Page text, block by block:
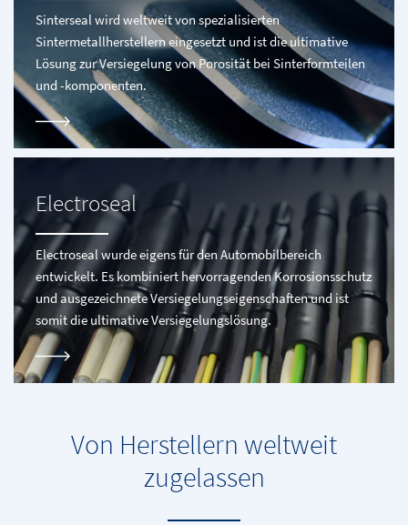
Sinterseal wird weltweit von spezialisierten
Sintermetallherstellern eingesetzt und ist die ultimative
Lösung zur Versiegelung von Porosität bei Sinterformteilen
und -komponenten.
Electroseal
Electroseal wurde eigens für den Automobilbereich
entwickelt. Es kombiniert hervorragenden Korrosionsschutz
und ausgezeichnete Versiegelungseigenschaften und ist
somit die ultimative Versiegelungslösung.
Von Herstellern weltweit
zugelassen